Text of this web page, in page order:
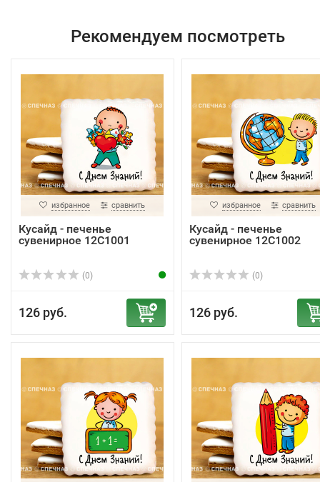
Рекомендуем посмотреть
избранное сравнить
Кусайд - печенье
сувенирное 12С1001
(0)
126 руб.
избранное сравнить
Кусайд - печенье
сувенирное 12С1002
(0)
126 руб.